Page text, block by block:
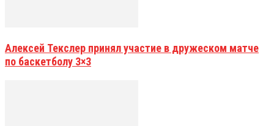
Алексей Текслер принял участие в дружеском матче
по баскетболу 3×3